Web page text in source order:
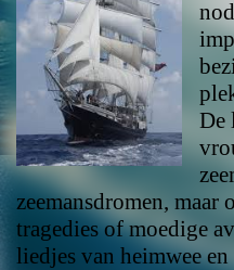
De
zeemansdromen,
tragedies of moedige
liedjes van heimwee